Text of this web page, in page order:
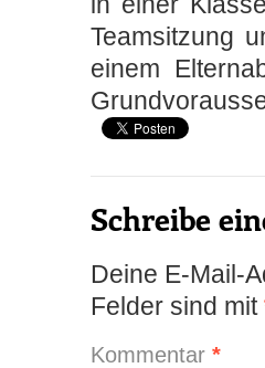
Teamsitzung
einem
Schreibe
Deine E-Mail-
Felder sind mit
Kommentar *